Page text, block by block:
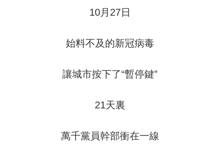
10月27日
始料不及的新冠病毒
讓城市按下了“暫停鍵”
21天裏
萬千黨員幹部衝在一線